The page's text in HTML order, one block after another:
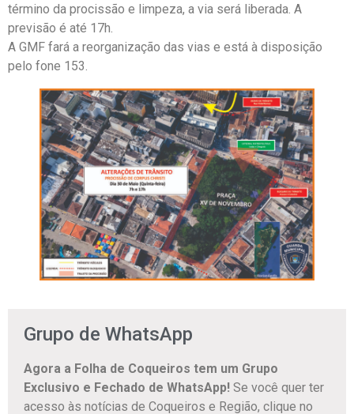
término da procissão e limpeza, a via será liberada. A
previsão é até 17h.
A GMF fará a reorganização das vias e está à disposição
pelo fone 153.
Grupo de WhatsApp
Agora a Folha de Coqueiros tem um Grupo
Exclusivo e Fechado de WhatsApp! Se você quer ter
acesso às notícias de Coqueiros e Região, clique no